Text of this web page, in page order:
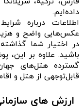
داده‌ایم.
اطلاعات درباره
عکس‌هایی واضح و
در اختیار شما
باشید. علاوه بر
گسترده هتل‌های
قابل‌توجهی از هتل و
ارزش های